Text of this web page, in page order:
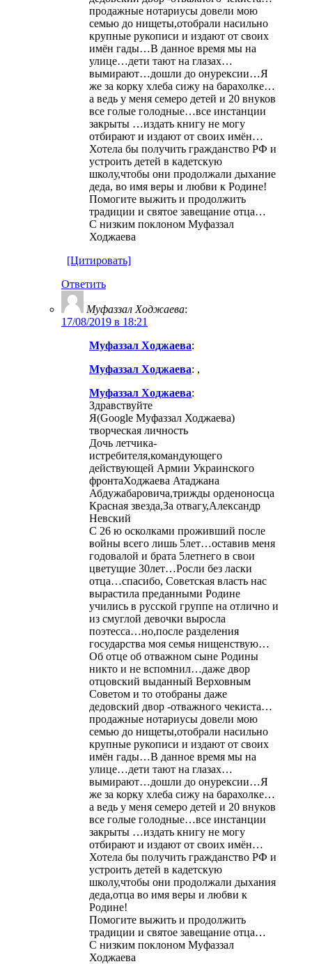
продажные нотариусы довели мою
семью до нищеты,отобрали насильно
крупные рукописи и издают от своих
имён гады…В данное время мы на
улице…дети тают на глазах…
вымирают…дошли до онурексии…Я
же за корку хлеба сижу на барахолке…
а ведь у меня семеро детей и 20 внуков
все голые голодные…все инстанции
закрыты …издать книгу не могу
отбирают и издают от своих имён…
Хотела бы получить гражданство РФ и
устроить детей в кадетскую
школу,чтобы они продолжали дыхание
деда, во имя веры и любви к Родине!
Помогите выжить и продолжить
традиции и святое завещание отца…
С низким поклоном Муфаззал
Ходжаева
[Цитировать]
Ответить
Муфаззал Ходжаева:
17/08/2019 в 18:21
Муфаззал Ходжаева:
Муфаззал Ходжаева: ,
Муфаззал Ходжаева:
Здравствуйте
Я(Google Муфаззал Ходжаева)
творческая личность
Дочь летчика-
истребителя,командующего
действующей Армии Украинского
фронтаХоджаева Атаджана
Абдужабаровича,трижды орденоносца
Красная звезда,За отвагу,Александр
Невский
С 26 ю осколками проживший после
войны всего лишь 5лет…оставив меня
годовалой и брата 5летнего в свои
цветущие 30лет…Росли без ласки
отца…спасибо, Советская власть нас
вырастила преданными Родине
учились в русской группе на отлично и
из смуглой девочки выросла
поэтесса…но,после разделения
государства моя семья нищенствую…
Об отце об отважном сыне Родины
никто и не вспомнил…даже двор
отцовский выданный Верховным
Советом и то отобраны даже
дедовский двор -отважного чекиста…
продажные нотариусы довели мою
семью до нищеты,отобрали насильно
крупные рукописи и издают от своих
имён гады…В данное время мы на
улице…дети тают на глазах…
вымирают…дошли до онурексии…Я
же за корку хлеба сижу на барахолке…
а ведь у меня семеро детей и 20 внуков
все голые голодные…все инстанции
закрыты …издать книгу не могу
отбирают и издают от своих имён…
Хотела бы получить гражданство РФ и
устроить детей в кадетскую
школу,чтобы они продолжали дыхания
деда,отца во имя веры и любви к
Родине!
Помогите выжить и продолжить
традиции и святое завещание отца…
С низким поклоном Муфаззал
Ходжаева